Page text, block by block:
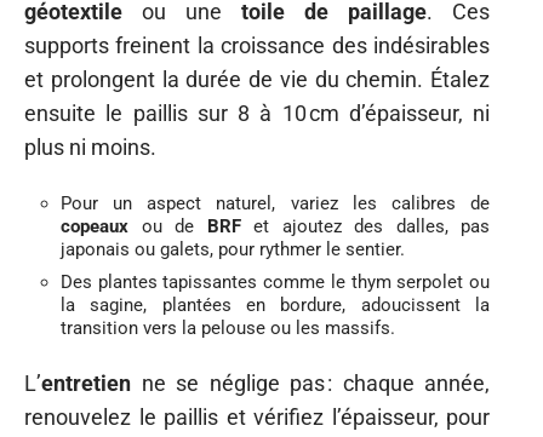
géotextile ou une toile de paillage. Ces
supports freinent la croissance des indésirables
et prolongent la durée de vie du chemin. Étalez
ensuite le paillis sur 8 à 10 cm d’épaisseur, ni
plus ni moins.
Pour un aspect naturel, variez les calibres de
copeaux ou de BRFet ajoutez des dalles, pas
japonais ou galets, pour rythmer le sentier.
Des plantes tapissantes comme le thym serpolet ou
la sagine, plantées en bordure, adoucissent la
transition vers la pelouse ou les massifs.
L’entretien ne se néglige pas : chaque année,
renouvelez le paillis et vérifiez l’épaisseur, pour